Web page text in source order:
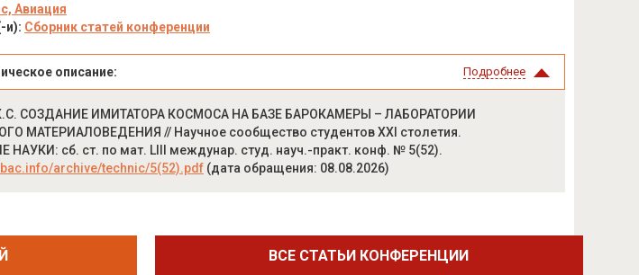
Авиация
и): Сборник статей конференции
описание: Подробнее
СОЗДАНИЕ ИМИТАТОРА КОСМОСА НА БАЗЕ БАРОКАМЕРЫ – ЛАБОРАТОРИИ
МАТЕРИАЛОВЕДЕНИЯ // Научное сообщество студентов XXI столетия.
НАУКИ: сб. ст. по мат. LIII междунар. студ. науч.-практ. конф. № 5(52).
archive/technic/5(52).pdf(дата обращения: 08.08.2026)
ВСЕ СТАТЬИ КОНФЕРЕНЦИИ